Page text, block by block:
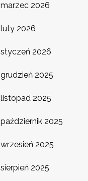
marzec 2026
luty 2026
styczeń 2026
grudzień 2025
listopad 2025
październik 2025
wrzesień 2025
sierpień 2025